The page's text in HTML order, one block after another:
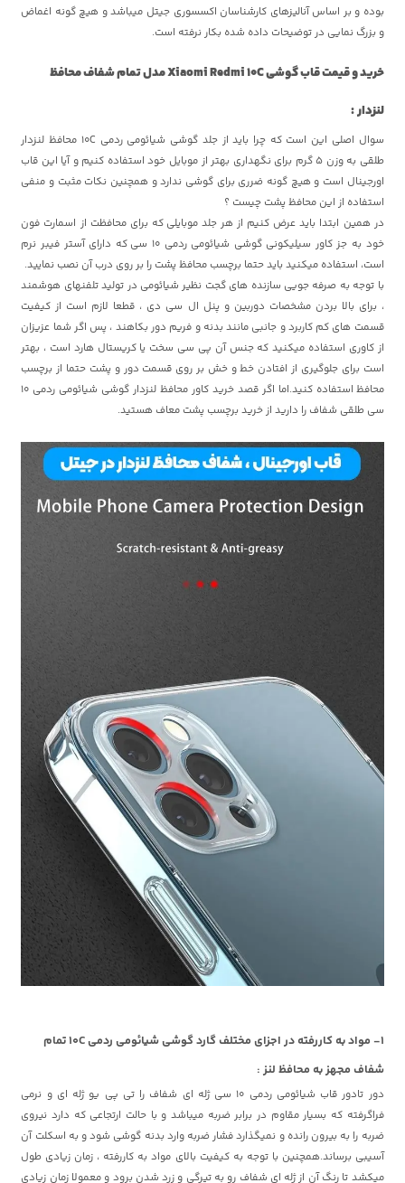
بوده و بر اساس آنالیزهای کارشناسان اکسسوری جیتل میباشد و هیچ گونه اغماض
و بزرگ نمایی در توضیحات داده شده بکار نرفته است.
خرید و قیمت قاب گوشی Xiaomi Redmi 10C مدل تمام شفاف محافظ
لنزدار:
سوال اصلی این است که چرا باید از جلد گوشی شیائومی ردمی 10C محافظ لنزدار
طلقی به وزن 5 گرم برای نگهداری بهتر از موبایل خود استفاده کنیم و آیا این قاب
اورجینال است و هیچ گونه ضرری برای گوشی ندارد و همچنین نکات مثبت و منفی
استفاده از این محافظ پشت چیست ؟
در همین ابتدا باید عرض کنیم از هر جلد موبایلی که برای محافظت از اسمارت فون
خود به جز کاور سیلیکونی گوشی شیائومی ردمی 10 سی که دارای آستر فیبر نرم
است، استفاده میکنید باید حتما برچسب محافظ پشت را بر روی درب آن نصب نمایید.
با توجه به صرفه جویی سازنده های گجت نظیر شیائومی در تولید تلفنهای هوشمند
، برای بالا بردن مشخصات دوربین و پنل ال سی دی ، قطعا لازم است از کیفیت
قسمت های کم کاربرد و جانبی مانند بدنه و فریم دور بکاهند ، پس اگر شما عزیزان
از کاوری استفاده میکنید که جنس آن پی سی سخت یا کریستال هارد است ، بهتر
است برای جلوگیری از افتادن خط و خش بر روی قسمت دور و پشت حتما از برچسب
محافظ استفاده کنید.اما اگر قصد خرید کاور محافظ لنزدار گوشی شیائومی ردمی 10
سی طلقی شفاف را دارید از خرید برچسب پشت معاف هستید.
1- مواد به کاررفته در اجزای مختلف گارد گوشی شیائومی ردمی 10C تمام
شفاف مجهز به محافظ لنز :
دور تادور قاب شیائومی ردمی 10 سی ژله ای شفاف را تی پی یو ژله ای و نرمی
فراگرفته که بسیار مقاوم در برابر ضربه میباشد و با حالت ارتجاعی که دارد نیروی
ضربه را به بیرون رانده و نمیگذارد فشار ضربه وارد بدنه گوشی شود و به اسکلت آن
آسیبی برساند.همچنین با توجه به کیفیت بالای مواد به کاررفته ، زمان زیادی طول
میکشد تا رنگ آن از ژله ای شفاف رو به تیرگی و زرد شدن برود و معمولا زمان زیادی